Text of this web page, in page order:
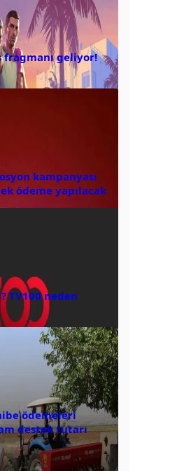
fragmanı geliyor!
kampanyası
ödeme yapılacak
TV100 neden
ödemeleri
destek tutarı